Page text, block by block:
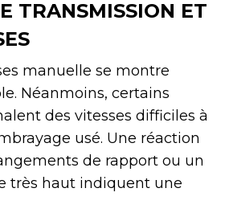
TRANSMISSION ET
manuelle se montre
Néanmoins, certains
des vitesses difficiles à
usé. Une réaction
de rapport ou un
très haut indiquent une